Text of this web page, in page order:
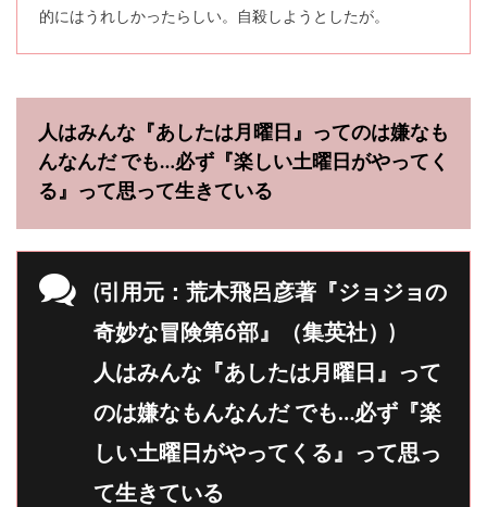
的にはうれしかったらしい。自殺しようとしたが。
人はみんな『あしたは月曜日』ってのは嫌なも
んなんだ でも…必ず『楽しい土曜日がやってく
る』って思って生きている
(引用元：荒木飛呂彦著『ジョジョの
奇妙な冒険第6部』（集英社）)
人はみんな『あしたは月曜日』って
のは嫌なもんなんだ でも…必ず『楽
しい土曜日がやってくる』って思っ
て生きている